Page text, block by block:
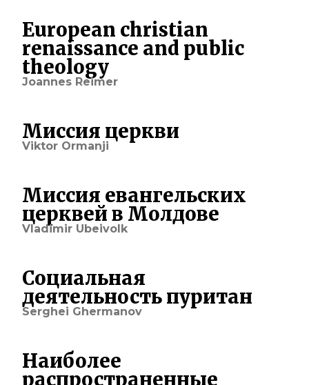
European christian
renaissance and public
theology
Joannes Reimer
Миссия церкви
Viktor Ormanji
Миссия евангельских
церквей в Молдове
Vladimir Ubeivolk
Социальная
деятельность пуритан
Serghei Ghermanov
Наиболее
распространенные